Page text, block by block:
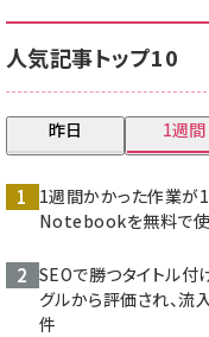
人気記事トップ10
昨日 1週間
1週間かかった作業が
Notebookを無料で
SEOで勝つタイトル付
グルから評価され、流
件